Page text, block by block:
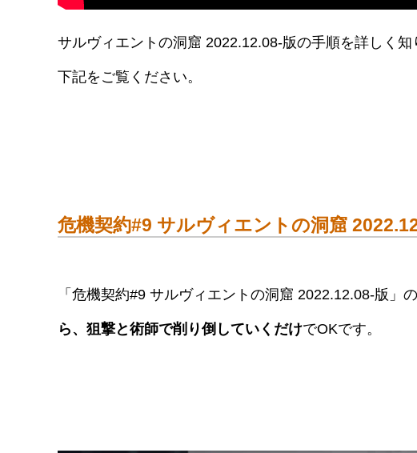
サルヴィエントの洞窟 2022.12.08-版の手順を詳しく
下記をご覧ください。
危機契約#9 サルヴィエントの洞窟
「危機契約#9 サルヴィエントの洞窟 2022.12.08-版」
ら、狙撃と術師で削り倒していくだけでOKです。